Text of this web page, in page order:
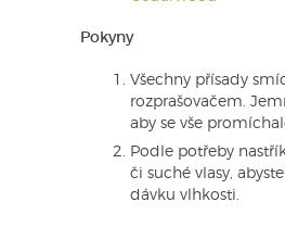
Pokyny
Všechny přísady
rozprašovačem.
aby se vše
Podle potřeby
či suché vlasy,
dávku vlhkosti.